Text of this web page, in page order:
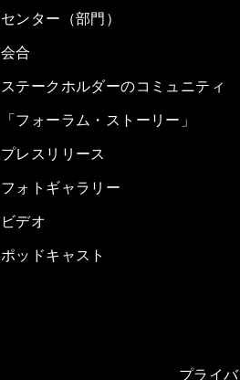
センター（部門）
会合
ステークホルダーのコミュニティ
「フォーラム・ストーリー」
プレスリリース
フォトギャラリー
ビデオ
ポッドキャスト
プライ